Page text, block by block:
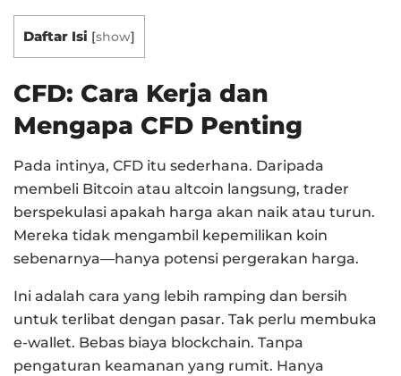
Daftar Isi [show]
CFD: Cara Kerja dan
Mengapa CFD Penting
Pada intinya, CFD itu sederhana. Daripada
membeli Bitcoin atau altcoin langsung, trader
berspekulasi apakah harga akan naik atau turun.
Mereka tidak mengambil kepemilikan koin
sebenarnya—hanya potensi pergerakan harga.
Ini adalah cara yang lebih ramping dan bersih
untuk terlibat dengan pasar. Tak perlu membuka
e-wallet. Bebas biaya blockchain. Tanpa
pengaturan keamanan yang rumit. Hanya